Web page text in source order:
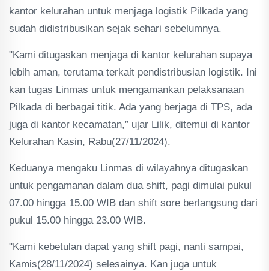
kantor kelurahan untuk menjaga logistik Pilkada yang
sudah didistribusikan sejak sehari sebelumnya.
"Kami ditugaskan menjaga di kantor kelurahan supaya
lebih aman, terutama terkait pendistribusian logistik. Ini
kan tugas Linmas untuk mengamankan pelaksanaan
Pilkada di berbagai titik. Ada yang berjaga di TPS, ada
juga di kantor kecamatan,” ujar Lilik, ditemui di kantor
Kelurahan Kasin, Rabu(27/11/2024).
Keduanya mengaku Linmas di wilayahnya ditugaskan
untuk pengamanan dalam dua shift, pagi dimulai pukul
07.00 hingga 15.00 WIB dan shift sore berlangsung dari
pukul 15.00 hingga 23.00 WIB.
"Kami kebetulan dapat yang shift pagi, nanti sampai,
Kamis(28/11/2024) selesainya. Kan juga untuk